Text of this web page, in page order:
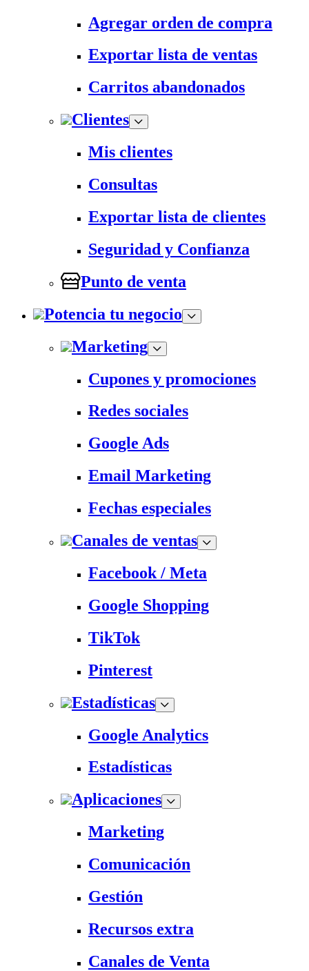
Agregar orden de compra
Exportar lista de ventas
Carritos abandonados
Clientes
Mis clientes
Consultas
Exportar lista de clientes
Seguridad y Confianza
Punto de venta
Potencia tu negocio
Marketing
Cupones y promociones
Redes sociales
Google Ads
Email Marketing
Fechas especiales
Canales de ventas
Facebook / Meta
Google Shopping
TikTok
Pinterest
Estadísticas
Google Analytics
Estadísticas
Aplicaciones
Marketing
Comunicación
Gestión
Recursos extra
Canales de Venta